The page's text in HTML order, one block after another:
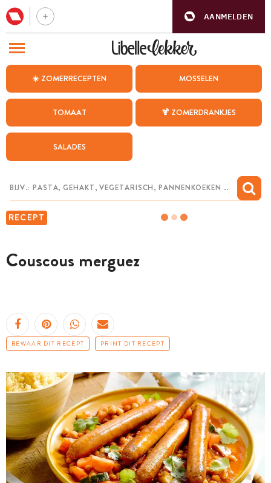
AANMELDEN
☀️ ZOMERRECEPTEN MOSSELEN
TOMAAT 🍹 ZOMERDRANKJES
SALADES
RECEPT
Couscous merguez
BEWAAR DIT RECEPT PRINT DIT RECEPT
BEZOEK ONZE ANDERE WEBSITES
WEEKMENU
CHAT MET MAIA
MIJN BEWAARDE RECEPTEN